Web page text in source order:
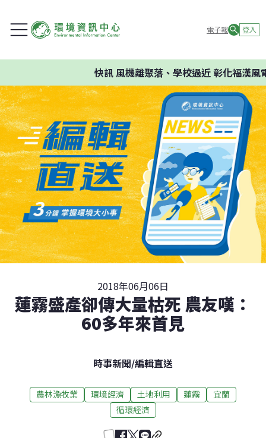
電子報 登入
快訊風機離聚落、學校過近 彰化福漢風
2018年06月06日
蓮霧盛產卻傳大量枯死 農友嘆：
60多年來首見
時事新聞/編輯直送
農林漁牧業 環境經濟 土地利用 蓮霧
宜蘭
循環經濟